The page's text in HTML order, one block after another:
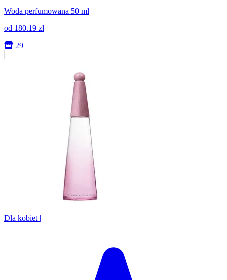
Woda perfumowana 50 ml
od 180.19 zł
29
Dla kobiet |